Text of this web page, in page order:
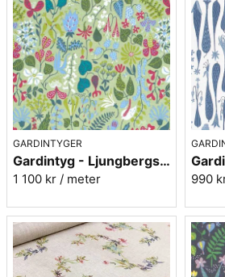
GARDINTYGER
Gardintyg - Ljungbergs - Herbarium grön
1 100 kr / meter 990